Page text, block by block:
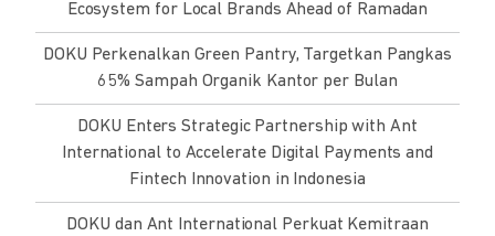
Ecosystem for Local Brands Ahead of Ramadan
DOKU Perkenalkan Green Pantry, Targetkan Pangkas
65% Sampah Organik Kantor per Bulan
DOKU Enters Strategic Partnership with Ant
International to Accelerate Digital Payments and
Fintech Innovation in Indonesia
DOKU dan Ant International Perkuat Kemitraan